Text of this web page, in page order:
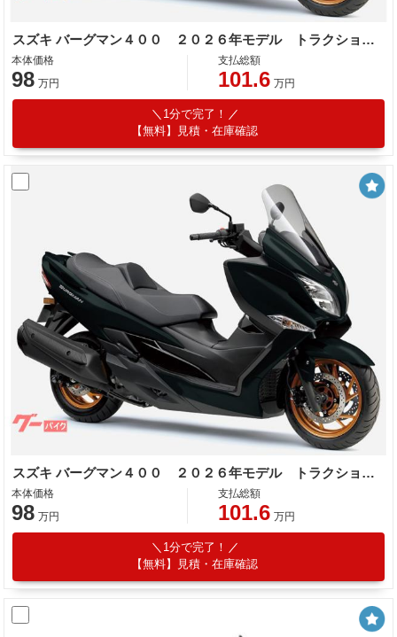
スズキ バーグマン４００ ２０２６年モデル トラクションコントロール標準装備
本体価格
98 万円
支払総額
101.6 万円
1分で完了！
【無料】見積・在庫確認
スズキ バーグマン４００ ２０２６年モデル トラクションコントロール標準装備
本体価格
98 万円
支払総額
101.6 万円
1分で完了！
【無料】見積・在庫確認